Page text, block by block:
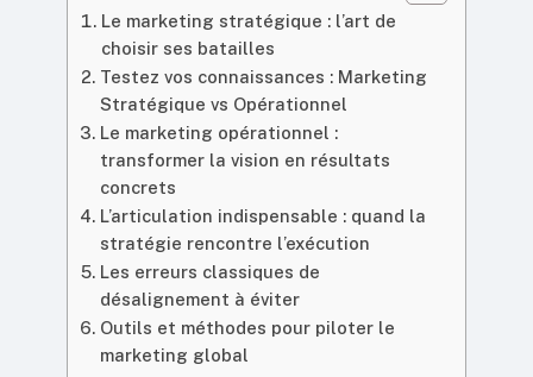
Le marketing stratégique : l’art de
choisir ses batailles
Testez vos connaissances : Marketing
Stratégique vs Opérationnel
Le marketing opérationnel :
transformer la vision en résultats
concrets
L’articulation indispensable : quand la
stratégie rencontre l’exécution
Les erreurs classiques de
désalignement à éviter
Outils et méthodes pour piloter le
marketing global